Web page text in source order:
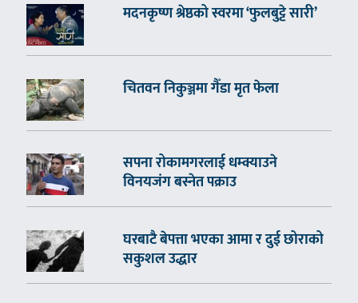
मदनकृष्ण श्रेष्ठको स्वरमा ‘फुलबुट्टे सारी’
चितवन निकुञ्जमा गैँडा मृत फेला
सपना रोकामगरलाई धम्क्याउने
विनयजंग बस्नेत पक्राउ
घरबाटै बेपत्ता भएका आमा र दुई छोराको
सकुशल उद्धार